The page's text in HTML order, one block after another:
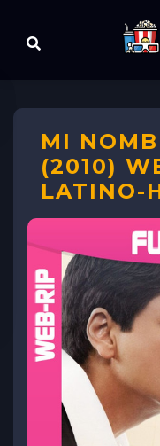
MI
(2010)
LATINO-